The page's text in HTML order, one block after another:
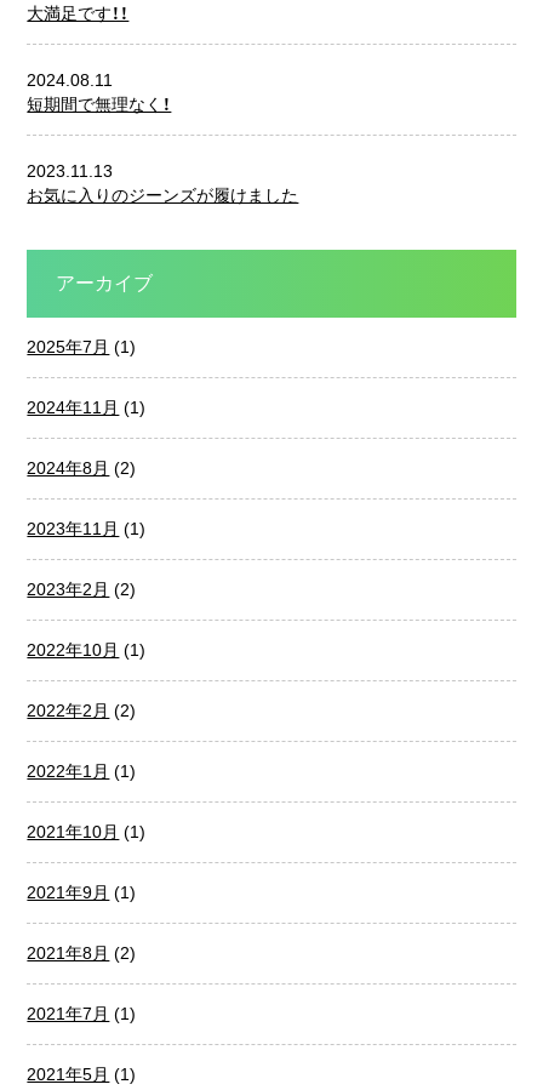
大満足です！！
短期間で無理なく！
2024.08.11
お気に入りのジーンズが履けました
2023.11.13
アーカイブ
2025年7月 (1)
2024年11月 (1)
2024年8月 (2)
2023年11月 (1)
2023年2月 (2)
2022年10月 (1)
2022年2月 (2)
2022年1月 (1)
2021年10月 (1)
2021年9月 (1)
2021年8月 (2)
2021年7月 (1)
2021年5月 (1)